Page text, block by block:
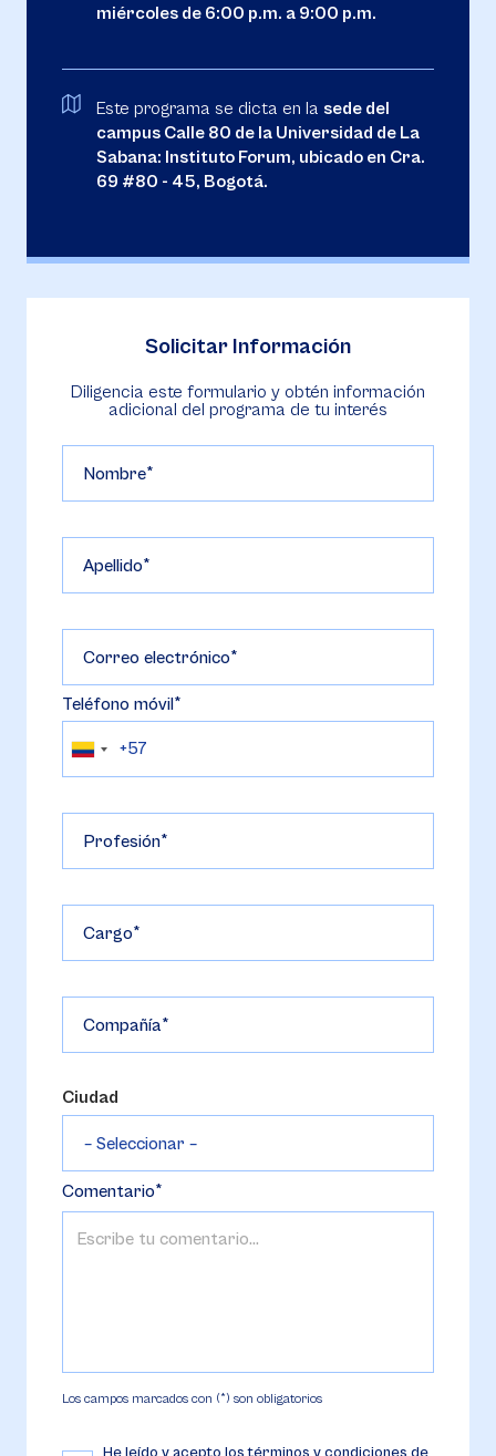
miércoles de 6:00 p.m. a 9:00 p.m.
Este programa se dicta en la sede del
campus Calle 80 de la Universidad de La
Sabana: Instituto Forum, ubicado en Cra.
69 #80 - 45, Bogotá.
Solicitar Información
Diligencia este formulario y obtén información
adicional del programa de tu interés
Nombre
Apellido
Correo electrónico
Teléfono móvil
Profesión
Cargo
Compañía
Ciudad
Comentario
Los campos marcados con (*) son obligatorios